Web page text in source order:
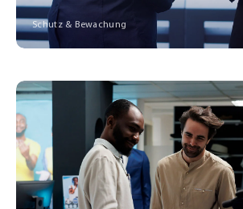
Schutz & Bewachung